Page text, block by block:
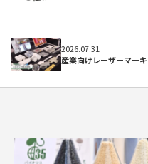
よ
2026.07.31
産業向けレーザーマー